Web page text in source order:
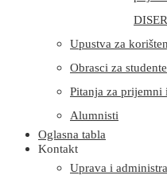
Upustva za
Obrasci za studente
Pitanja za prijemni
Alumnisti
Oglasna tabla
Kontakt
Uprava i